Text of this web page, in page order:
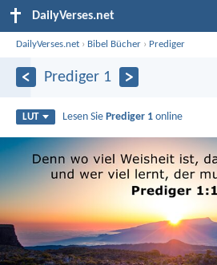
DailyVerses.net
DailyVerses.net › Bibel Bücher › Prediger
Prediger 1
LUT Lesen Sie Prediger 1 online